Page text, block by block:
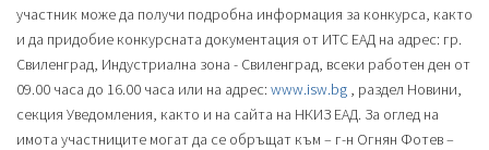
участник може да получи подробна информация за конкурса, както
и да придобие конкурсната документация от ИТС ЕАД на адрес: гр.
Свиленград, Индустриална зона - Свиленград, всеки работен ден от
09.00 часа до 16.00 часа или на адрес: www.isw.bg , раздел Новини,
секция Уведомления, както и на сайта на НКИЗ ЕАД. За оглед на
имота участниците могат да се обръщат към – г-н Огнян Фотев –